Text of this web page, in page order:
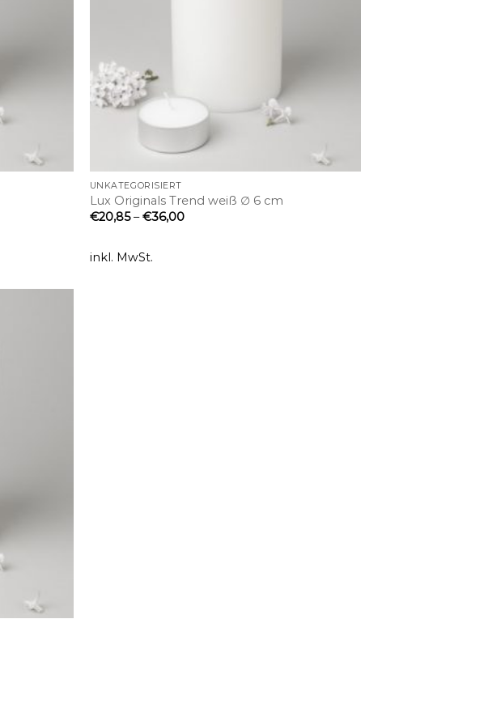
UNKATEGORISIERT
Lux Originals Trend weiß ∅ 6 cm
€20,85–€36,00
inkl. MwSt.